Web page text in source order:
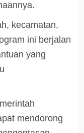
kecamatan,
ini berjalan
yang
mendorong